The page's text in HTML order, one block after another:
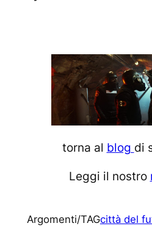
torna al blog di
Leggi il nostro
Argomenti/TAGcittà del